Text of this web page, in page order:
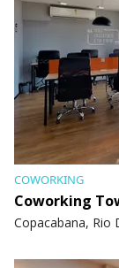
COWORKING
Coworking
Copacabana, Rio